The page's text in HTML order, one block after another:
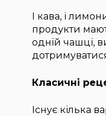
І кава, і
продукти
одній чашці,
Класичні
Існує кілька